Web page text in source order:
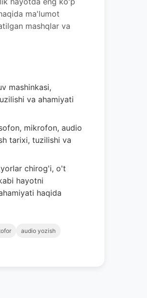
ma'lumot
mashqlar va
mashinkasi,
va ahamiyati
mikrofon, audio
tarixi, tuzilishi va
chirog'i, o't
hayotni
haqida
audio yozish